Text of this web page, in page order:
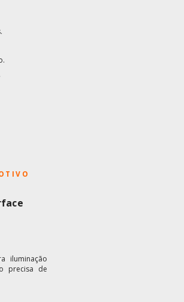
iluminação
precisa de